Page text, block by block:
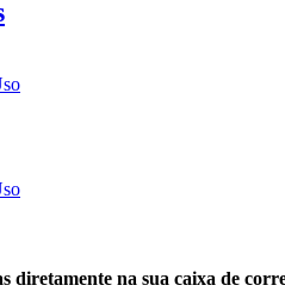
diretamente na sua caixa de